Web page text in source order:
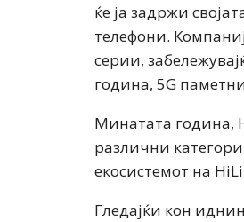
ќе ја задржи
телефони.
серии,
година, 5G
Минатата година,
различни
екосистемот на
Гледајќи кон